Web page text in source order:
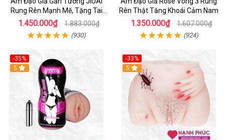
Rung Rên Mạnh Mẽ, Tặng Tai
Nghe
1.450.000₫ 1.883.000₫
(930)
Rên Thật Tăng Khoái Cảm Nam
1.350.000₫ 1.607.000₫
(924)
-35%
5
-33%
5